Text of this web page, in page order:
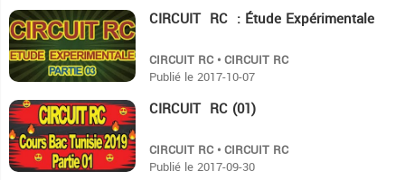
5:32 CIRCUIT RC : Étude Expérimentale
CIRCUIT RC • CIRCUIT RC
Publié le 2017-10-07
8:48 CIRCUIT RC (01)
CIRCUIT RC • CIRCUIT RC
Publié le 2017-09-30